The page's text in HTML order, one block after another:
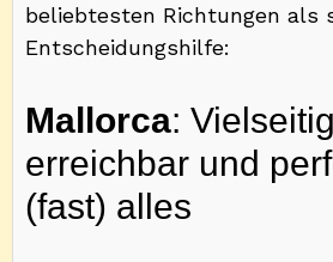
beliebtesten Richtungen als
Entscheidungshilfe:
Mallorca:
erreichbar und
(fast) alles